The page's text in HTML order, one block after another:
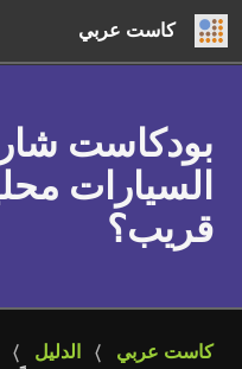
كاست عربي
بودكاست
السيارات
قريب؟
كاست عربي الدليل